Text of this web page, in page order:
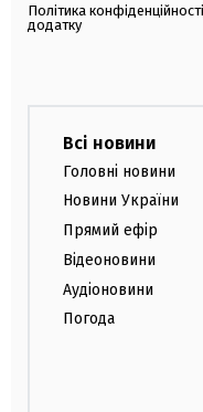
Політика конфіденційності
додатку
Всі новини
Головні новини
Новини України
Прямий ефір
Відеоновини
Аудіоновини
Погода